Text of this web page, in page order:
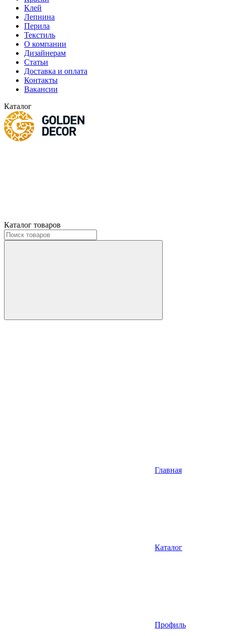
Клей
Лепнина
Перила
Текстиль
О компании
Дизайнерам
Статьи
Доставка и оплата
Контакты
Вакансии
Каталог
Каталог товаров
Главная
Каталог
Профиль